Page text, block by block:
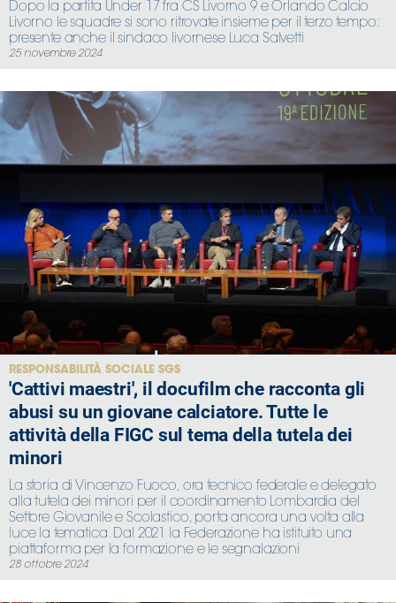
Dopo la partita Under 17 fra CS Livorno 9 e Orlando Calcio
Livorno le squadre si sono ritrovate insieme per il terzo tempo:
presente anche il sindaco livornese Luca Salvetti
25 novembre 2024
RESPONSABILITÀ SOCIALE SGS
'Cattivi maestri', il docufilm che racconta gli
abusi su un giovane calciatore. Tutte le
attività della FIGC sul tema della tutela dei
minori
La storia di Vincenzo Fuoco, ora tecnico federale e delegato
alla tutela dei minori per il coordinamento Lombardia del
Settore Giovanile e Scolastico, porta ancora una volta alla
luce la tematica. Dal 2021 la Federazione ha istituito una
piattaforma per la formazione e le segnalazioni
28 ottobre 2024